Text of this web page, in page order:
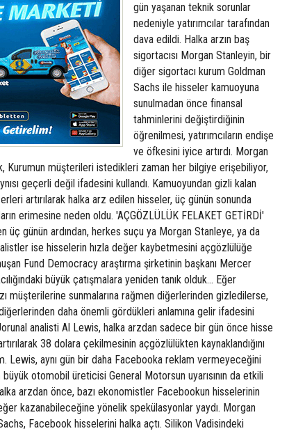
gün yaşanan teknik sorunlar
nedeniyle yatırımcılar tarafından
dava edildi. Halka arzın baş
sigortacısı Morgan Stanleyin, bir
diğer sigortacı kurum Goldman
Sachs ile hisseler kamuoyuna
sunulmadan önce finansal
tahminlerini değiştirdiğinin
öğrenilmesi, yatırımcıların endişe
ve öfkesini iyice artırdı. Morgan
Kurumun müşterileri istedikleri zaman her bilgiye erişebiliyor,
geçerli değil ifadesini kullandı. Kamuoyundan gizli kalan
artırılarak halka arz edilen hisseler, üç günün sonunda
erimesine neden oldu. 'AÇGÖZLÜLÜK FELAKET GETİRDİ'
üç günün ardından, herkes suçu ya Morgan Stanleye, ya da
ise hisselerin hızla değer kaybetmesini açgözlülüğe
Fund Democracy araştırma şirketinin başkanı Mercer
büyük çatışmalara yeniden tanık olduk... Eğer
müşterilerine sunmalarına rağmen diğerlerinden gizledilerse,
daha önemli gördükleri anlamına gelir ifadesini
analisti Al Lewis, halka arzdan sadece bir gün önce hisse
38 dolara çekilmesinin açgözlülükten kaynaklandığını
Lewis, aynı gün bir daha Facebooka reklam vermeyeceğini
büyük otomobil üreticisi General Motorsun uyarısının da etkili
arzdan önce, bazı ekonomistler Facebookun hisselerinin
kazanabileceğine yönelik spekülasyonlar yaydı. Morgan
Facebook hisselerini halka açtı. Silikon Vadisindeki